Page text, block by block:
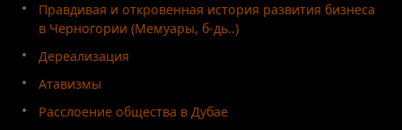
Правдивая и откровенная история развития бизнеса
в Черногории (Мемуары, б-дь..)
Дереализация
Атавизмы
Расслоение общества в Дубае